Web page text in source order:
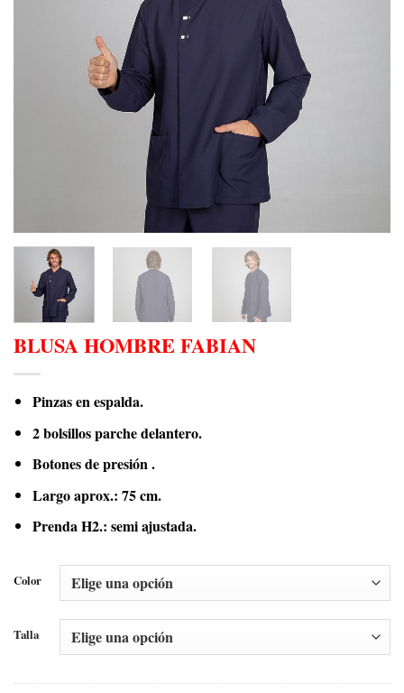
BLUSA HOMBRE FABIAN
Pinzas en espalda.
2 bolsillos parche delantero.
Botones de presión .
Largo aprox.: 75 cm.
Prenda H2.: semi ajustada.
Color
Talla